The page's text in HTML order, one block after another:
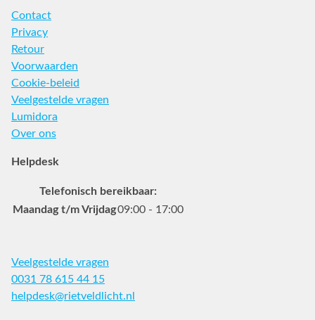
Contact
Privacy
Retour
Voorwaarden
Cookie-beleid
Veelgestelde vragen
Lumidora
Over ons
Helpdesk
Telefonisch bereikbaar:
Maandag t/m Vrijdag09:00 - 17:00
Veelgestelde vragen
0031 78 615 44 15
helpdesk@rietveldlicht.nl